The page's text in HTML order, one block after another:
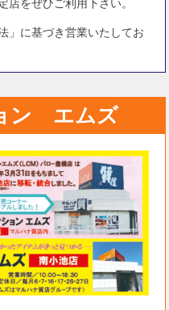
店をぜひご利用下さい。
」に基づき営業いたしてお
ン エムズ